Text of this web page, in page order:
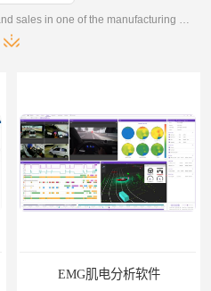
EMG肌电分析软件